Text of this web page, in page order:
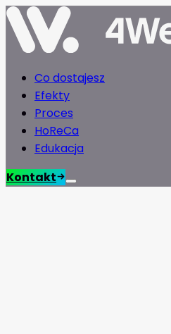
Co dostajesz
Efekty
Proces
HoReCa
Edukacja
Kontakt